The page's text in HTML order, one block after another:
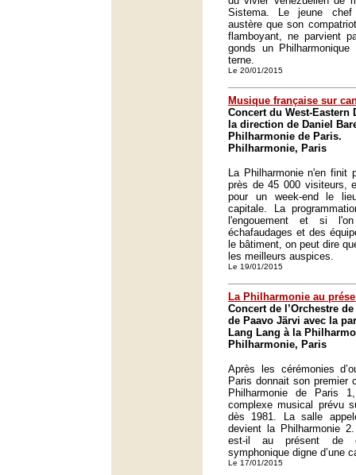
Sistema. Le jeune
austère que son
flamboyant, ne parvient
gonds un
terne.
Le 20/01/2015
Musique française sur
Concert du West-Eastern
la direction de Daniel
Philharmonie de Paris.
Philharmonie, Paris
La Philharmonie n'en finit
près de 45 000 visiteurs,
pour un week-end le
capitale. La
l'engouement et si
échafaudages et des
le bâtiment, on peut dire
les meilleurs auspices.
Le 19/01/2015
La Philharmonie au
Concert de l’Orchestre
de Paavo Järvi avec la
Lang Lang à la
Philharmonie, Paris
Après les cérémonies
Paris donnait son premier
Philharmonie de Paris
complexe musical prévu
dès 1981. La salle
devient la Philharmonie
est-il au présent de
symphonique digne d’une
Le 17/01/2015